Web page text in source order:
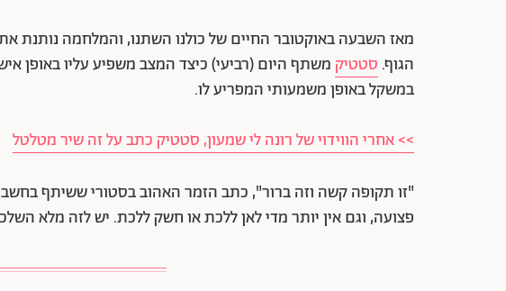
מאז השבעה באוקטובר החיים של כולנו השתנו, והמלחמה נותנת
הגוף. סטטיקמשתף היום (רביעי) כיצד המצב משפיע עליו באופן
במשקל באופן משמעותי המפריע לו.
>> אחרי הווידוי של רונה לי שמעון, סטטיק כתב על זה שיר מטלטל
"זו תקופה קשה וזה ברור", כתב הזמר האהוב בסטורי ששיתף
פצועה, וגם אין יותר מדי לאן ללכת או חשק ללכת. יש לזה מלא